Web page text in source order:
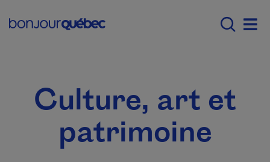
Main navigation -
Quoi faire au Québec Culture, art et
Culture, art et
patrimoine